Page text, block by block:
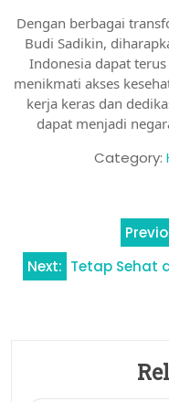
Dengan berbagai
Budi Sadikin,
Indonesia dapat
menikmati akses
kerja keras dan
dapat menjadi
Category:
pos
Next: Tetap Sehat